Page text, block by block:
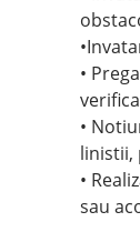
•
•
linistii,
•
sau